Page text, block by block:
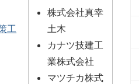
工
株式会社真幸
土木
カナツ技建工
業株式会社
マツチカ株式